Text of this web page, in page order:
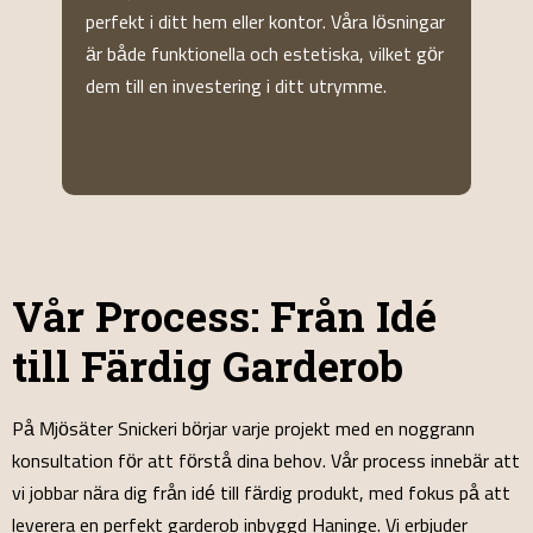
lösning som är både praktisk och stilren. Vi
arbetar med högkvalitativa material och
anpassar varje detalj efter dina önskemål.
Vår Process: Från Idé
till Färdig Garderob
På Mjösäter Snickeri börjar varje projekt med en noggrann
konsultation för att förstå dina behov. Vår process innebär att
vi jobbar nära dig från idé till färdig produkt, med fokus på att
leverera en perfekt garderob inbyggd Haninge. Vi erbjuder